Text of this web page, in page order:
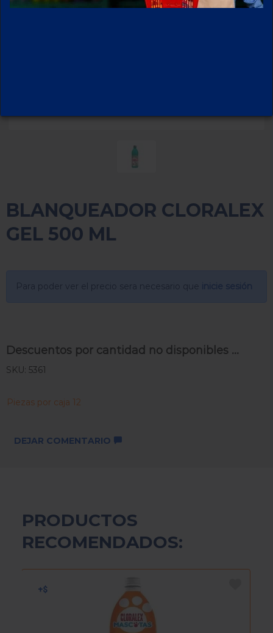
BLANQUEADOR CLORALEX
GEL 500 ML
Para poder ver el precio sera necesario que
Descuentos por cantidad no disponibles ...
SKU: 5361
Piezas por caja 12
DEJAR COMENTARIO
PRODUCTOS
RECOMENDADOS: